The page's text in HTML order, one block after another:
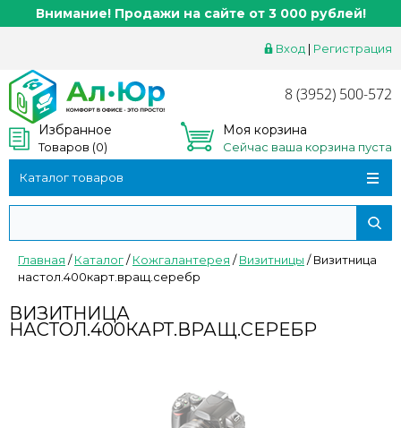
Внимание! Продажи на сайте от 3 000 рублей!
Вход | Регистрация
8 (3952) 500-572
Избранное
Товаров (0)
Моя корзина
Сейчас ваша корзина пуста
Каталог товаров
Главная /Каталог/Кожгалантерея /Визитницы /Визитница
настол.400карт.вращ.серебр
ВИЗИТНИЦА
НАСТОЛ.400КАРТ.ВРАЩ.СЕРЕБР